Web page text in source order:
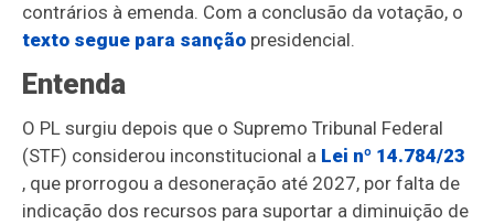
contrários à emenda. Com a conclusão da votação, o
texto segue para sanção presidencial.
Entenda
O PL surgiu depois que o Supremo Tribunal Federal
(STF) considerou inconstitucional a Lei nº 14.784/23
, que prorrogou a desoneração até 2027, por falta de
indicação dos recursos para suportar a diminuição de